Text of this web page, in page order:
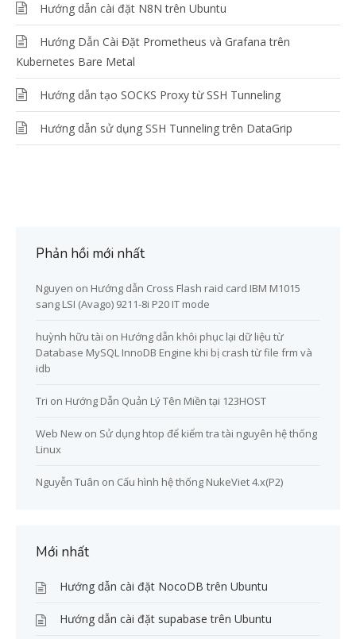
Hướng dẫn cài đặt N8N trên Ubuntu
Hướng Dẫn Cài Đặt Prometheus và Grafana trên
Kubernetes Bare Metal
Hướng dẫn tạo SOCKS Proxy từ SSH Tunneling
Hướng dẫn sử dụng SSH Tunneling trên DataGrip
Phản hồi mới nhất
Nguyen on Hướng dẫn Cross Flash raid card IBM M1015
sang LSI (Avago) 9211-8i P20 IT mode
huỳnh hữu tài on Hướng dẫn khôi phục lại dữ liệu từ
Database MySQL InnoDB Engine khi bị crash từ file frm và
idb
Tri on Hướng Dẫn Quản Lý Tên Miền tại 123HOST
Web New on Sử dụng htop để kiểm tra tài nguyên hệ thống
Linux
Nguyễn Tuân on Cấu hình hệ thống NukeViet 4.x(P2)
Mới nhất
Hướng dẫn cài đặt NocoDB trên Ubuntu
Hướng dẫn cài đặt supabase trên Ubuntu